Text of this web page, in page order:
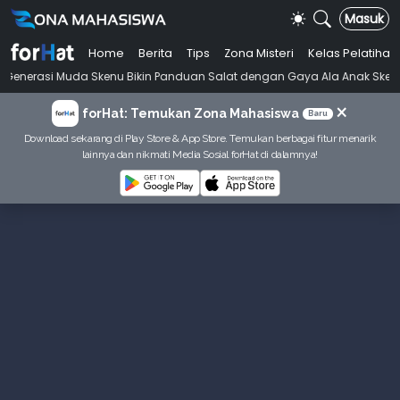
Masuk
Home Berita Tips Zona Misteri
Kelas Pelatihan
Skenu Bikin Panduan Salat dengan Gaya Ala Anak Skena •
forHat: Temukan Zona Mahasiswa Baru ×
Download sekarang di Play Store & App Store. Temukan berbagai fitur menarik
lainnya dan nikmati Media Sosial forHat di dalamnya!